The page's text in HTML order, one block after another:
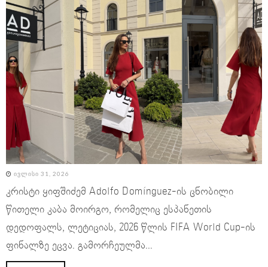
ᲘᲕᲚᲘᲡᲘ 31, 2026
კრისტი ყიფშიძემ Adolfo Domínguez-ის ცნობილი
წითელი კაბა მოირგო, რომელიც ესპანეთის
დედოფალს, ლეტიციას, 2026 წლის FIFA World Cup-ის
ფინალზე ეცვა. გამორჩეულმა...